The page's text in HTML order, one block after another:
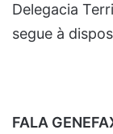
Delegacia
segue à
FALA